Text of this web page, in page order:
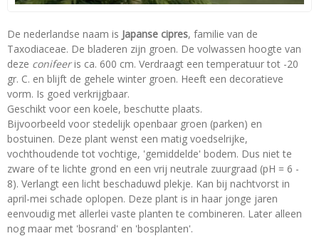
De nederlandse naam is Japanse cipres, familie van de
Taxodiaceae. De bladeren zijn groen. De volwassen hoogte van
deze conifeeris ca. 600 cm. Verdraagt een temperatuur tot -20
gr. C. en blijft de gehele winter groen. Heeft een decoratieve
vorm. Is goed verkrijgbaar.
Geschikt voor een koele, beschutte plaats.
Bijvoorbeeld voor stedelijk openbaar groen (parken) en
bostuinen. Deze plant wenst een matig voedselrijke,
vochthoudende tot vochtige, 'gemiddelde' bodem. Dus niet te
zware of te lichte grond en een vrij neutrale zuurgraad (pH = 6 -
8). Verlangt een licht beschaduwd plekje. Kan bij nachtvorst in
april-mei schade oplopen. Deze plant is in haar jonge jaren
eenvoudig met allerlei vaste planten te combineren. Later alleen
nog maar met 'bosrand' en 'bosplanten'.